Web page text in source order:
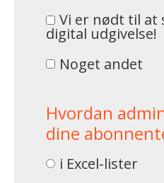
Vi er nødt til at
digital udgivelse!
Noget andet
Hvordan
dine
i Excel-lister